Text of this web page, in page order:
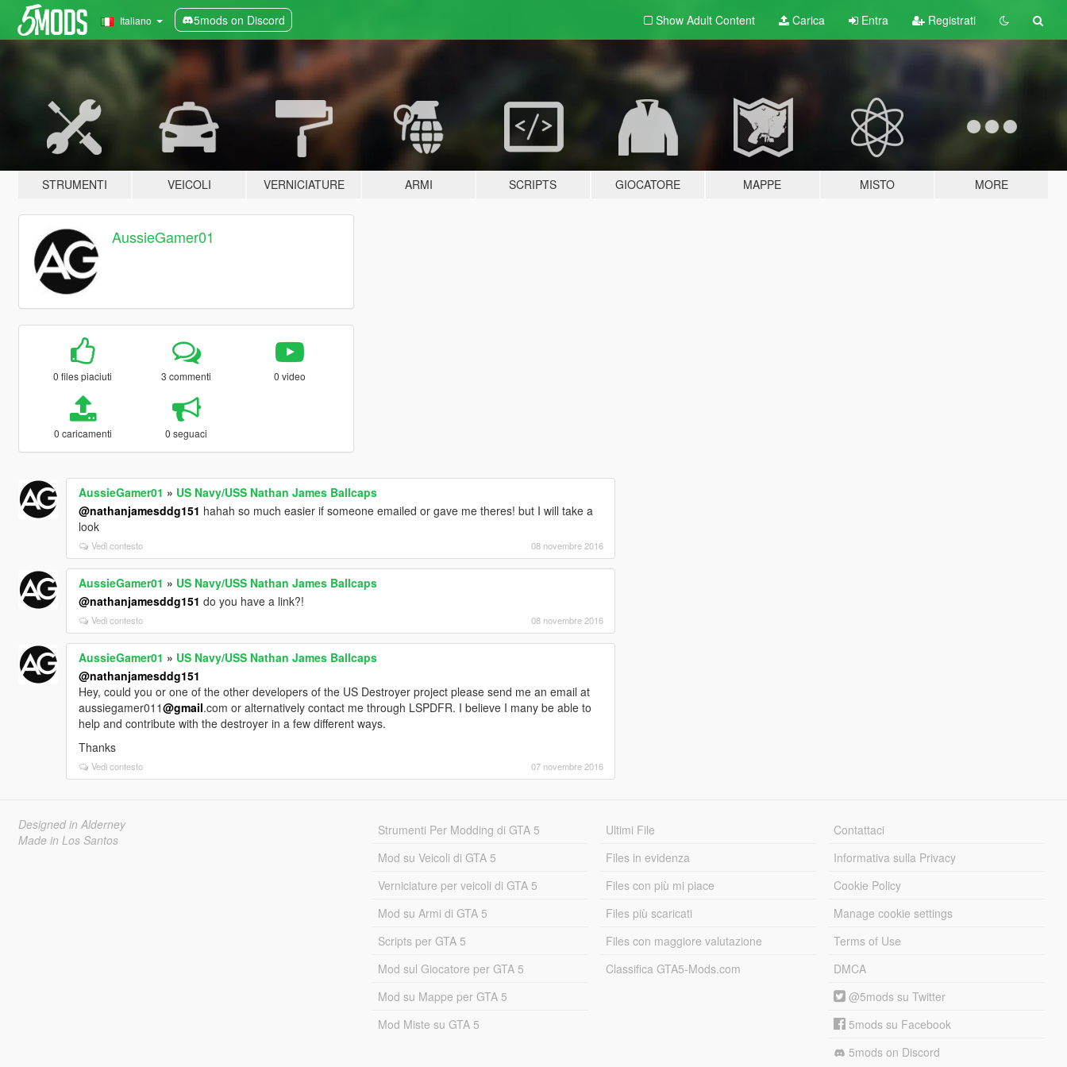
Italiano 5mods on Discord Show Adult Content Carica Entra Registrati
STRUMENTI VEICOLI VERNICIATURE ARMI SCRIPTS GIOCATORE MAPPE MISTO MORE
AussieGamer01
0 files piaciuti 3 commenti 0 video
0 caricamenti 0 seguaci
AussieGamer01 » US Navy/USS Nathan James Ballcaps
@nathanjamesddg151 hahah so much easier if someone emailed or gave me theres! but I will take a
look
Vedi contesto 08 novembre 2016
AussieGamer01 » US Navy/USS Nathan James Ballcaps
@nathanjamesddg151 do you have a link?!
Vedi contesto 08 novembre 2016
AussieGamer01 » US Navy/USS Nathan James Ballcaps
@nathanjamesddg151
Hey, could you or one of the other developers of the US Destroyer project please send me an email at
aussiegamer011@gmail.com or alternatively contact me through LSPDFR. I believe I many be able to
help and contribute with the destroyer in a few different ways.
Thanks
Vedi contesto 07 novembre 2016
Designed in Alderney
Made in Los Santos
Strumenti Per Modding di GTA 5
Mod su Veicoli di GTA 5
Verniciature per veicoli di GTA 5
Mod su Armi di GTA 5
Scripts per GTA 5
Mod sul Giocatore per GTA 5
Mod su Mappe per GTA 5
Mod Miste su GTA 5
Ultimi File
Files in evidenza
Files con più mi piace
Files più scaricati
Files con maggiore valutazione
Classifica GTA5-Mods.com
Contattaci
Informativa sulla Privacy
Cookie Policy
Manage cookie settings
Terms of Use
DMCA
@5mods su Twitter
5mods su Facebook
5mods on Discord